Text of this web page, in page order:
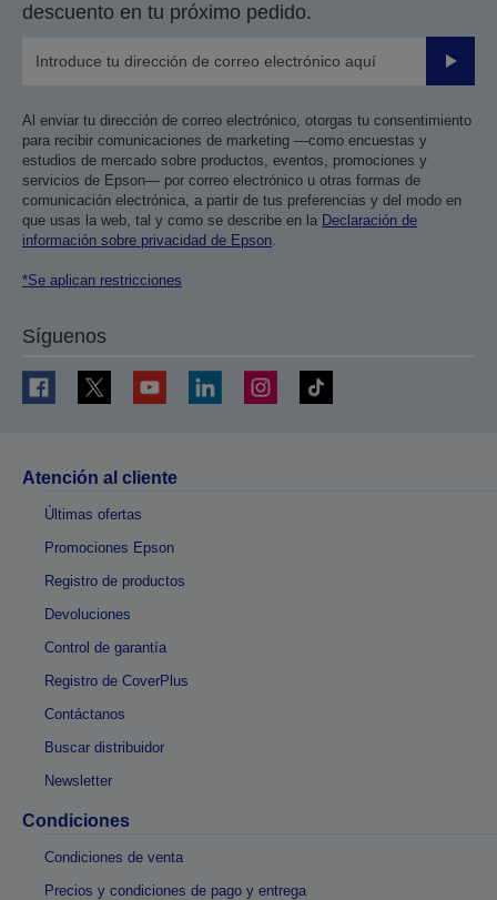
descuento en tu próximo pedido.
Enviar
Al enviar tu dirección de correo electrónico, otorgas tu consentimiento
para recibir comunicaciones de marketing —como encuestas y
estudios de mercado sobre productos, eventos, promociones y
servicios de Epson— por correo electrónico u otras formas de
comunicación electrónica, a partir de tus preferencias y del modo en
que usas la web, tal y como se describe en la Declaración de
información sobre privacidad de Epson.
*Se aplican restricciones
Síguenos
Atención al cliente
Últimas ofertas
Promociones Epson
Registro de productos
Devoluciones
Control de garantía
Registro de CoverPlus
Contáctanos
Buscar distribuidor
Newsletter
Condiciones
Condiciones de venta
Precios y condiciones de pago y entrega